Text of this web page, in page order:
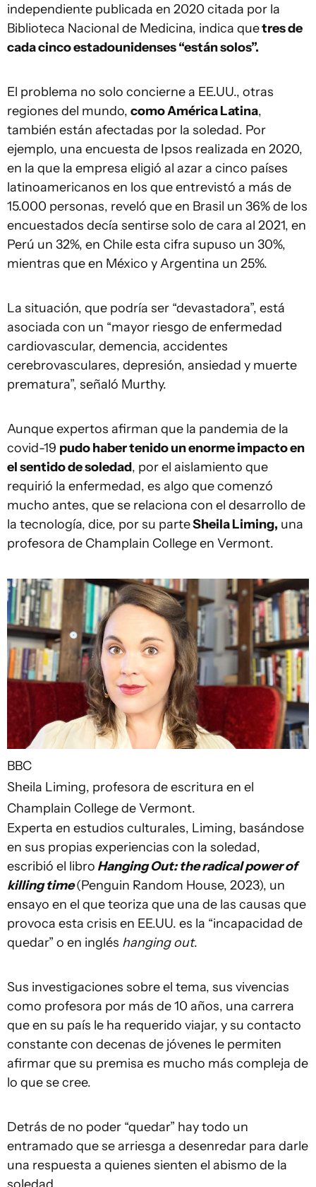
independiente publicada en 2020 citada por la
Biblioteca Nacional de Medicina, indica quetres de
cada cinco estadounidenses “están solos”.
El problema no solo concierne a EE.UU., otras
regiones del mundo, como América Latina,
también están afectadas por la soledad. Por
ejemplo, una encuesta de Ipsos realizada en 2020,
en la que la empresa eligió al azar a cinco países
latinoamericanos en los que entrevistó a más de
15.000 personas, reveló que en Brasil un 36% de los
encuestados decía sentirse solo de cara al 2021, en
Perú un 32%, en Chile esta cifra supuso un 30%,
mientras que en México y Argentina un 25%.
La situación, que podría ser “devastadora”, está
asociada con un “mayor riesgo de enfermedad
cardiovascular, demencia, accidentes
cerebrovasculares, depresión, ansiedad y muerte
prematura”, señaló Murthy.
Aunque expertos afirman que la pandemia de la
covid-19 pudo haber tenido un enorme impacto en
el sentido de soledad, por el aislamiento que
requirió la enfermedad, es algo que comenzó
mucho antes, que se relaciona con el desarrollo de
la tecnología, dice, por su parteSheila Liming, una
profesora de Champlain College en Vermont.
BBC
Sheila Liming, profesora de escritura en el
Champlain College de Vermont.
Experta en estudios culturales, Liming, basándose
en sus propias experiencias con la soledad,
escribió el libro Hanging Out: the radical power of
killing time(Penguin Random House, 2023), un
ensayo en el que teoriza que una de las causas que
provoca esta crisis en EE.UU. es la “incapacidad de
quedar” o en inglés hanging out.
Sus investigaciones sobre el tema, sus vivencias
como profesora por más de 10 años, una carrera
que en su país le ha requerido viajar, y su contacto
constante con decenas de jóvenes le permiten
afirmar que su premisa es mucho más compleja de
lo que se cree.
Detrás de no poder “quedar” hay todo un
entramado que se arriesga a desenredar para darle
una respuesta a quienes sienten el abismo de la
soledad.